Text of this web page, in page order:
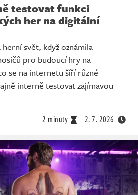
testovat funkci
her na digitální
svět, když oznámila
pro budoucí hry na
se na internetu šíří různé
interně testovat zajímavou
2 minuty 2. 7. 2026